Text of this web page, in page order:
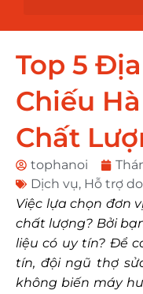
Top 5
Chiếu
Chất
tophanoi
Dịch vụ, Hỗ trợ
Việc lựa chọn đơn
chất lượng? Bởi
liệu có uy tín? Để
tín, đội ngũ thợ
không biến máy